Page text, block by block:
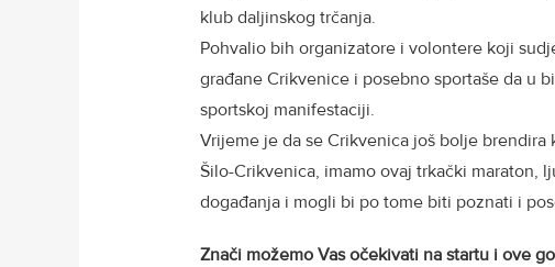
klub daljinskog trčanja.
Pohvalio bih organizatore i volontere koji
građane Crikvenice i posebno sportaše da u
sportskoj manifestaciji.
Vrijeme je da se Crikvenica još bolje
Šilo-Crikvenica, imamo ovaj trkački maraton,
događanja i mogli bi po tome biti poznati i
Znači možemo Vas očekivati na startu i ove